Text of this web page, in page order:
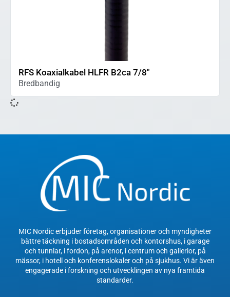
RFS Koaxialkabel HLFR B2ca 7/8″
Bredbandig
MIC Nordic erbjuder företag, organisationer och myndigheter
bättre täckning i bostadsområden och kontorshus, i garage
och tunnlar, i fordon, på arenor, i centrum och gallerior, på
mässor, i hotell och konferenslokaler och på sjukhus. Vi är även
engagerade i forskning och utvecklingen av nya framtida
standarder.